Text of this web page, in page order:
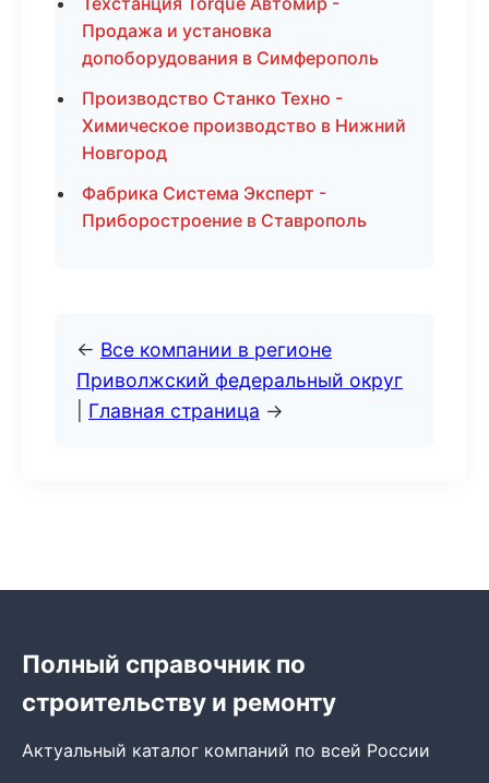
Продажа и установка
допоборудования в Симферополь
Производство Станко Техно -
Химическое производство в Нижний
Новгород
Фабрика Система Эксперт -
Приборостроение в Ставрополь
← Все компании в регионе
Приволжский федеральный округ
Главная страница →
Полный справочник по
строительству и ремонту
Актуальный каталог компаний по всей России